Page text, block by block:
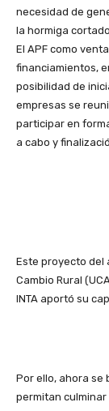
necesidad de
la hormiga
El APF como
financiamientos,
posibilidad de
empresas se
participar en
a cabo y
Este proyecto del
Cambio Rural
INTA aportó su
Por ello, ahora se
permitan culminar